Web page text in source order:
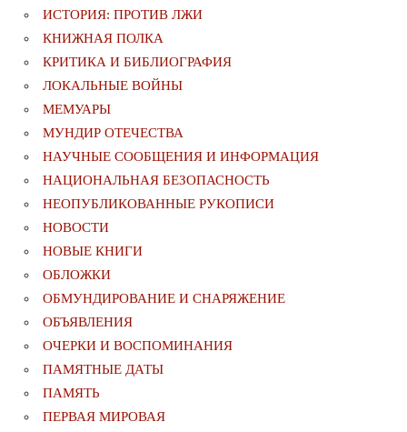
ИСТОРИЯ: ПРОТИВ ЛЖИ
КНИЖНАЯ ПОЛКА
КРИТИКА И БИБЛИОГРАФИЯ
ЛОКАЛЬНЫЕ ВОЙНЫ
МЕМУАРЫ
МУНДИР ОТЕЧЕСТВА
НАУЧНЫЕ СООБЩЕНИЯ И ИНФОРМАЦИЯ
НАЦИОНАЛЬНАЯ БЕЗОПАСНОСТЬ
НЕОПУБЛИКОВАННЫЕ РУКОПИСИ
НОВОСТИ
НОВЫЕ КНИГИ
ОБЛОЖКИ
ОБМУНДИРОВАНИЕ И СНАРЯЖЕНИЕ
ОБЪЯВЛЕНИЯ
ОЧЕРКИ И ВОСПОМИНАНИЯ
ПАМЯТНЫЕ ДАТЫ
ПАМЯТЬ
ПЕРВАЯ МИРОВАЯ